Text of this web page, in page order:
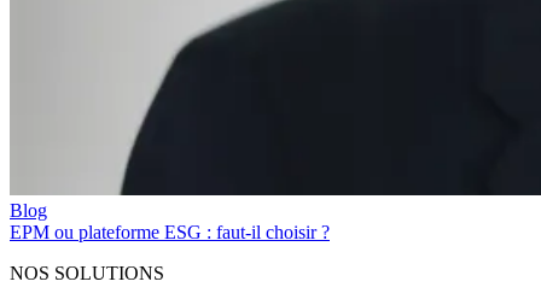
Blog
EPM ou plateforme ESG : faut-il choisir ?
NOS SOLUTIONS